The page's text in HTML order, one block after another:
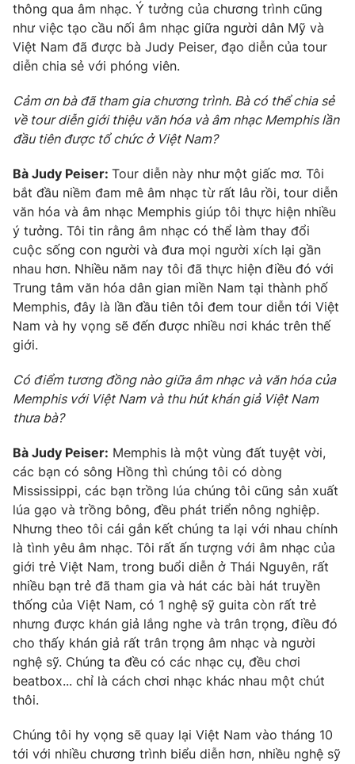
Phim VTV
Hậu trường
Khán giả
Giải sao mai
Giải trí
Điện ảnh
Âm nhạc
Sao
Du lịch
Làm đẹp
Chất lượng cuộc sống
Giáo dục
Học trực tuyến
Công nghệ
Hitech Công nghệ tương lai
Sản phẩm
Thị trường
Tư vấn
Giao lưu trực tuyến
Lịch phát sóng
Chuyên mục khác
Emagazine
Photo Infographic
VTV Money VTV Thể thao
VTV Sức khoẻ Bất động sản
Thị trường 24h Tấm lòng Việt
VTV4 Vươn mình bằng AI
VTV9 VTV8
thông qua âm nhạc. Ý tưởng của chương trình cũng
như việc tạo cầu nối âm nhạc giữa người dân Mỹ và
Việt Nam đã được bà Judy Peiser, đạo diễn của tour
diễn chia sẻ với phóng viên.
Cảm ơn bà đã tham gia chương trình. Bà có thể chia sẻ
về tour diễn giới thiệu văn hóa và âm nhạc Memphis lần
đầu tiên được tổ chức ở Việt Nam?
Bà Judy Peiser: Tour diễn này như một giấc mơ. Tôi
bắt đầu niềm đam mê âm nhạc từ rất lâu rồi, tour diễn
văn hóa và âm nhạc Memphis giúp tôi thực hiện nhiều
ý tưởng. Tôi tin rằng âm nhạc có thể làm thay đổi
cuộc sống con người và đưa mọi người xích lại gần
nhau hơn. Nhiều năm nay tôi đã thực hiện điều đó với
Trung tâm văn hóa dân gian miền Nam tại thành phố
Memphis, đây là lần đầu tiên tôi đem tour diễn tới Việt
Nam và hy vọng sẽ đến được nhiều nơi khác trên thế
giới.
Có điểm tương đồng nào giữa âm nhạc và văn hóa của
Memphis với Việt Nam và thu hút khán giả Việt Nam
thưa bà?
Bà Judy Peiser: Memphis là một vùng đất tuyệt vời,
các bạn có sông Hồng thì chúng tôi có dòng
Mississippi, các bạn trồng lúa chúng tôi cũng sản xuất
lúa gạo và trồng bông, đều phát triển nông nghiệp.
Nhưng theo tôi cái gắn kết chúng ta lại với nhau chính
là tình yêu âm nhạc. Tôi rất ấn tượng với âm nhạc của
giới trẻ Việt Nam, trong buổi diễn ở Thái Nguyên, rất
nhiều bạn trẻ đã tham gia và hát các bài hát truyền
thống của Việt Nam, có 1 nghệ sỹ guita còn rất trẻ
nhưng được khán giả lắng nghe và trân trọng, điều đó
cho thấy khán giả rất trân trọng âm nhạc và người
nghệ sỹ. Chúng ta đều có các nhạc cụ, đều chơi
beatbox... chỉ là cách chơi nhạc khác nhau một chút
thôi.
Chúng tôi hy vọng sẽ quay lại Việt Nam vào tháng 10
tới với nhiều chương trình biểu diễn hơn, nhiều nghệ sỹ